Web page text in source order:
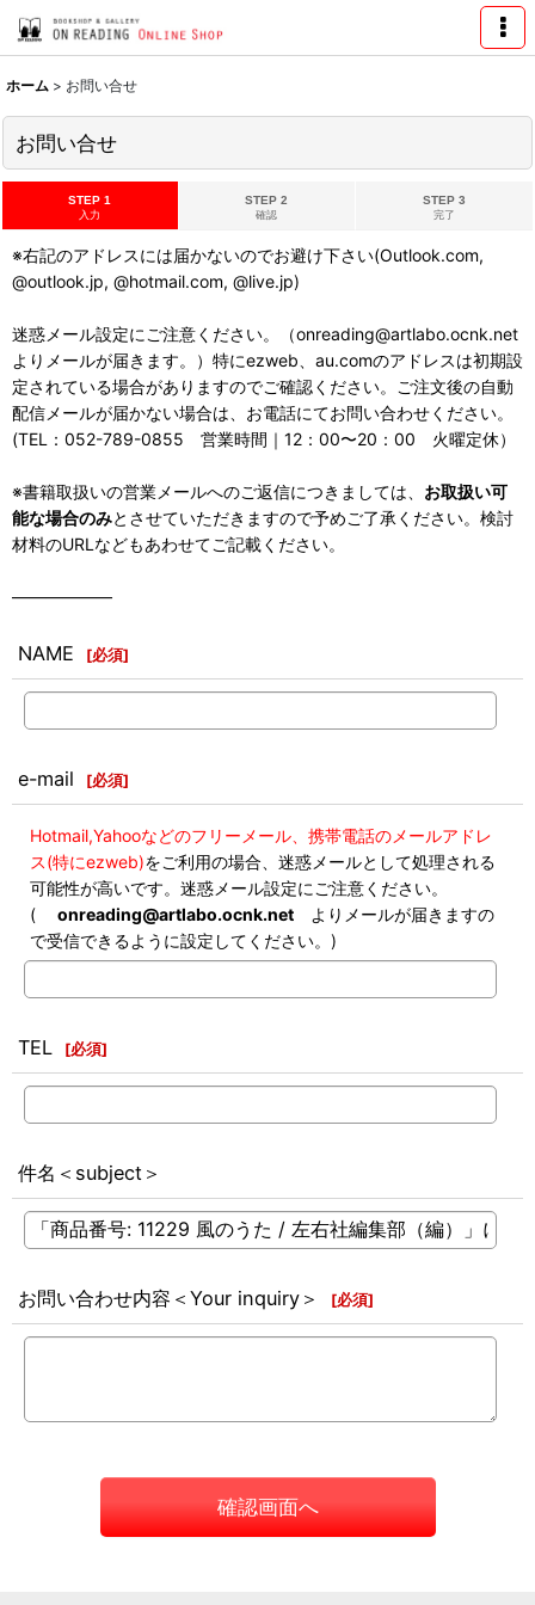
ホーム > お問い合せ
お問い合せ
STEP 1
入力
STEP 2
確認
STEP 3
完了
※右記のアドレスには届かないのでお避け下さい(Outlook.com,
@outlook.jp, @hotmail.com, @live.jp)
迷惑メール設定にご注意ください。（onreading@artlabo.ocnk.net
よりメールが届きます。）特にezweb、au.comのアドレスは初期設
定されている場合がありますのでご確認ください。ご注文後の自動
配信メールが届かない場合は、お電話にてお問い合わせください。
(TEL：052-789-0855 営業時間｜12：00〜20：00 火曜定休）
※書籍取扱いの営業メールへのご返信につきましては、 お取扱い可
能な場合のみとさせていただきますので予めご了承ください。検討
材料のURLなどもあわせてご記載ください。
――――――
NAME [必須]
e-mail [必須]
Hotmail,Yahooなどのフリーメール、携帯電話のメールアドレ
ス(特にezweb)をご利用の場合、迷惑メールとして処理される
可能性が高いです。迷惑メール設定にご注意ください。
( onreading@artlabo.ocnk.net よりメールが届きますの
で受信できるように設定してください。)
TEL [必須]
件名＜subject＞
お問い合わせ内容＜Your inquiry＞ [必須]
確認画面へ